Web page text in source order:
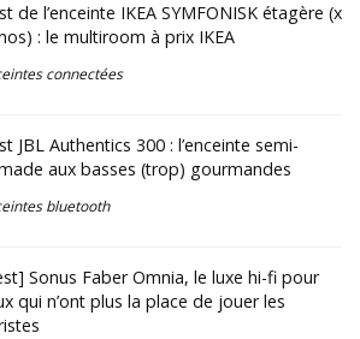
de l’enceinte IKEA SYMFONISK étagère (x
: le multiroom à prix IKEA
connectées
JBL Authentics 300 : l’enceinte semi-
aux basses (trop) gourmandes
bluetooth
Sonus Faber Omnia, le luxe hi-fi pour
qui n’ont plus la place de jouer les